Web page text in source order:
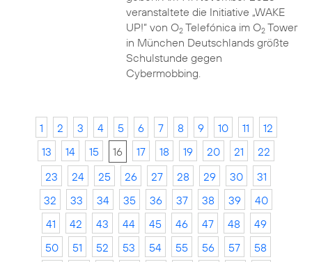
veranstaltete die Initiative „WAKE
UP!“ von O2Telefónica im O2Tower
in München Deutschlands größte
Schulstunde gegen
Cybermobbing.
1 2 3 4 5 6 7 8 9 10 11
12
13
14 15 16 17 18 19 20 21
22
23
24 25 26 27 28 29 30
31
32
33 34 35 36 37 38 39
40
41
42 43 44 45 46 47 48
49
50
51 52 53 54 55 56 57
58